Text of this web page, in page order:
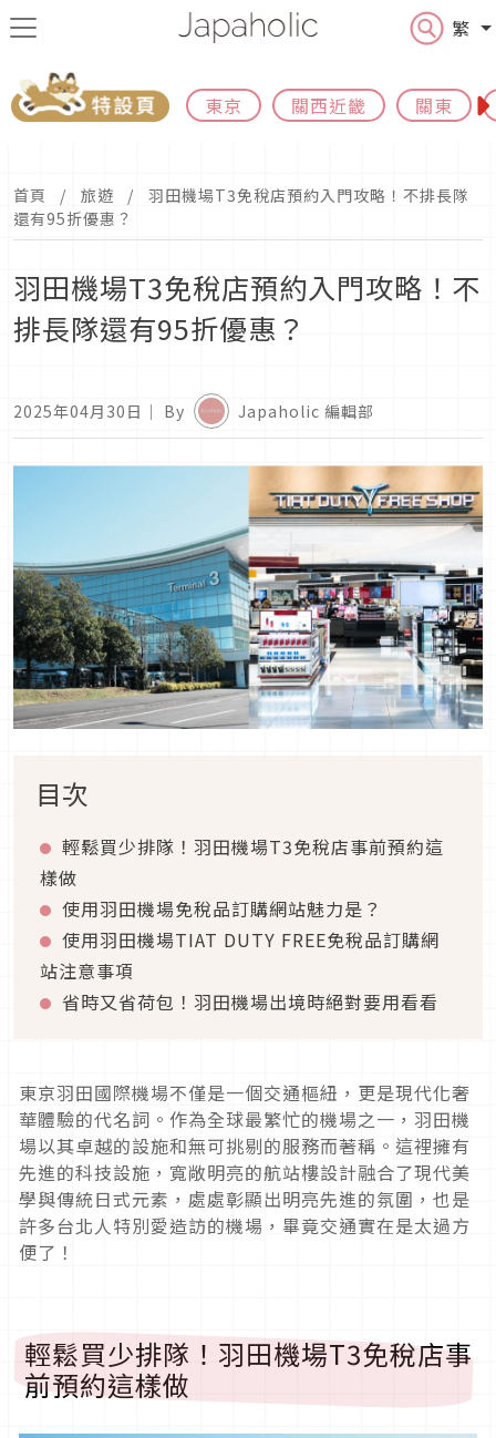
繁
東京 關西近畿 關東
首頁 旅遊
羽田機場T3免稅店預約入門攻略！不排長隊
還有95折優惠？
羽田機場T3免稅店預約入門攻略！不
排長隊還有95折優惠？
2025年04月30日 ｜ By Japaholic 編輯部
目次
輕鬆買少排隊！羽田機場T3免稅店事前預約這
樣做
使用羽田機場免稅品訂購網站魅力是？
使用羽田機場TIAT DUTY FREE免稅品訂購網
站注意事項
省時又省荷包！羽田機場出境時絕對要用看看
東京羽田國際機場不僅是一個交通樞紐，更是現代化奢
華體驗的代名詞。作為全球最繁忙的機場之一，羽田機
場以其卓越的設施和無可挑剔的服務而著稱。這裡擁有
先進的科技設施，寬敞明亮的航站樓設計融合了現代美
學與傳統日式元素，處處彰顯出明亮先進的氛圍，也是
許多台北人特別愛造訪的機場，畢竟交通實在是太過方
便了！
輕鬆買少排隊！羽田機場T3免稅店事
前預約這樣做